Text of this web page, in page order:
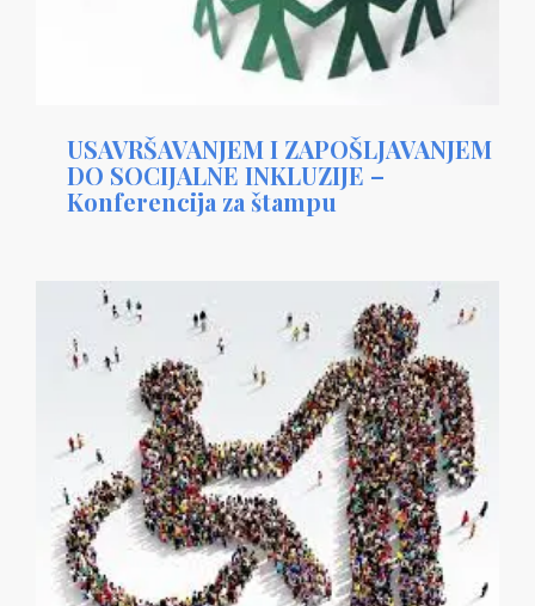
USAVRŠAVANJEM I ZAPOŠLJAVANJEM
DO SOCIJALNE INKLUZIJE –
Konferencija za štampu